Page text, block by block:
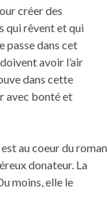
créer des
qui rêvent et qui
passe dans cet
avoir l’air
dans cette
avec bonté et
au coeur du roman
donateur. La
moins, elle le